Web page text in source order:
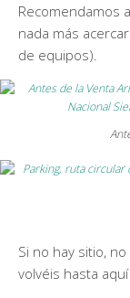
Recomendamos
nada más
de equipos).
Si no hay sitio,
volvéis hasta